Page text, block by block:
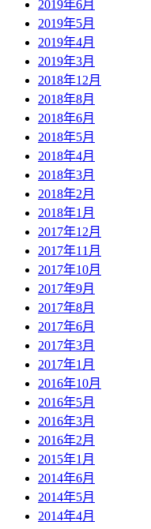
2019年6月
2019年5月
2019年4月
2019年3月
2018年12月
2018年8月
2018年6月
2018年5月
2018年4月
2018年3月
2018年2月
2018年1月
2017年12月
2017年11月
2017年10月
2017年9月
2017年8月
2017年6月
2017年3月
2017年1月
2016年10月
2016年5月
2016年3月
2016年2月
2015年1月
2014年6月
2014年5月
2014年4月